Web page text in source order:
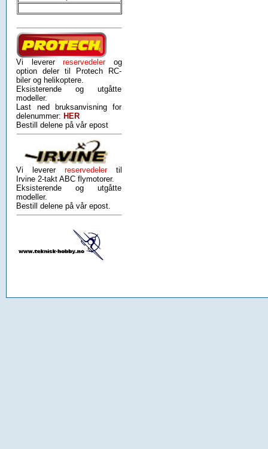
Vi levererreservedelerog
option deler til Protech RC-
biler og helikoptere.
Eksisterende og utgåtte
modeller.
Last ned bruksanvisning for
delenummer: HER
Bestill delene på vår epost
Vi leverer reservedelertil
Irvine 2-takt ABC flymotorer.
Eksisterende og utgåtte
modeller.
Bestill delene på vår epost.